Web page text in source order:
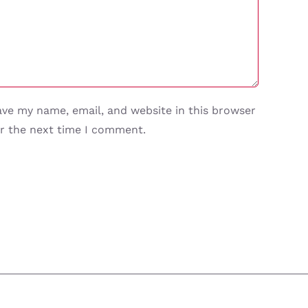
my name, email, and website in this browser
the next time I comment.